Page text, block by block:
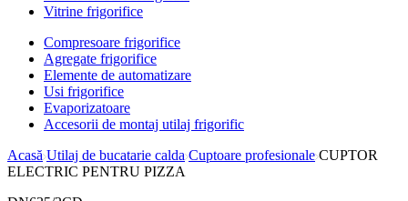
Vitrine frigorifice
Compresoare frigorifice
Agregate frigorifice
Elemente de automatizare
Usi frigorifice
Evaporizatoare
Accesorii de montaj utilaj frigorific
Acasă Utilaj de bucatarie calda Cuptoare profesionale CUPTOR
ELECTRIC PENTRU PIZZA